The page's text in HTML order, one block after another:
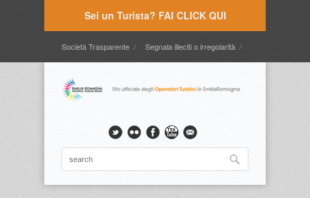
Sei un Turista? FAI CLICK QUI
Società Trasparente Segnala illeciti o irregolarità
Timbrature